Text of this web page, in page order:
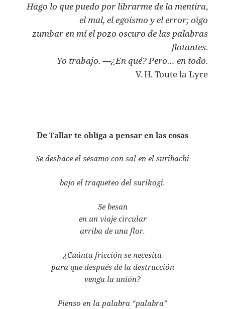
Hago lo que puedo por librarme de la mentira,
el mal, el egoísmo y el error; oigo
zumbar en mí el pozo oscuro de las palabras
flotantes.
Yo trabajo. —¿En qué? Pero… en todo.
V. H. Toute la Lyre
De Tallar te obliga a pensar en las cosas
Se deshace el sésamo con sal en el suribachi
bajo el traqueteo del surikogi.
Se besan
en un viaje circular
arriba de una flor.
¿Cuánta fricción se necesita
para que después de la destrucción
venga la unión?
Pienso en la palabra “palabra”